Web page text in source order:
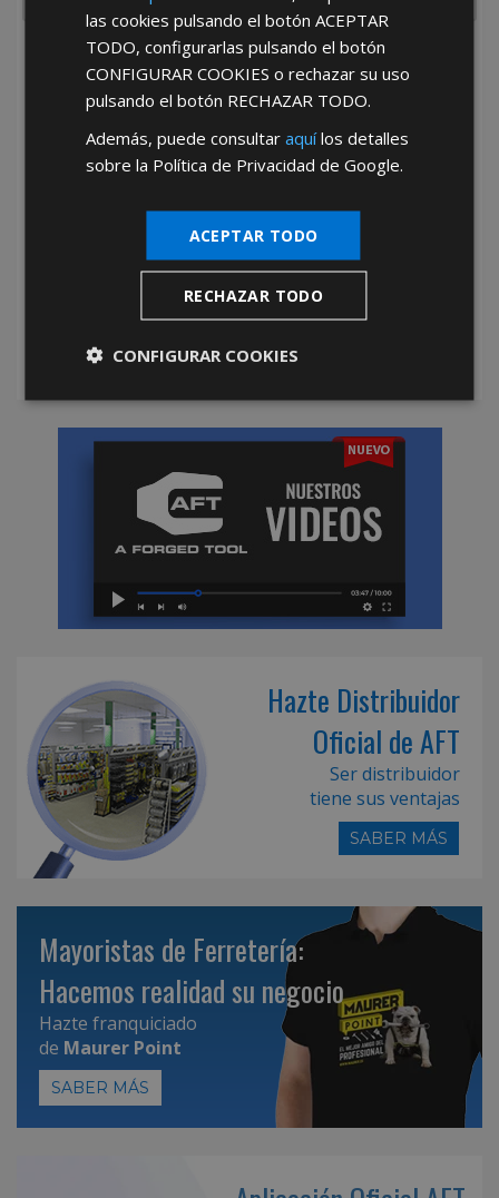
He leído y acepto la
Hazte Distribuidor
Oficial de AFT
Ser distribuidor
tiene sus ventajas
SABER MÁS
Mayoristas de Ferretería:
Hacemos realidad su negocio
Hazte franquiciado
de Maurer Point
SABER MÁS
las cookies pulsando el botónACEPTAR
TODO, configurarlas pulsando el botón
CONFIGURAR COOKIES o rechazar su uso
pulsando el botón RECHAZAR TODO.
Además, puede consultaraquílos detalles
sobre la Política de Privacidad de Google.
ACEPTAR TODO
RECHAZAR TODO
CONFIGURAR COOKIES